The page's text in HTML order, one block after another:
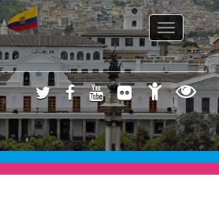
Toggle
navigation